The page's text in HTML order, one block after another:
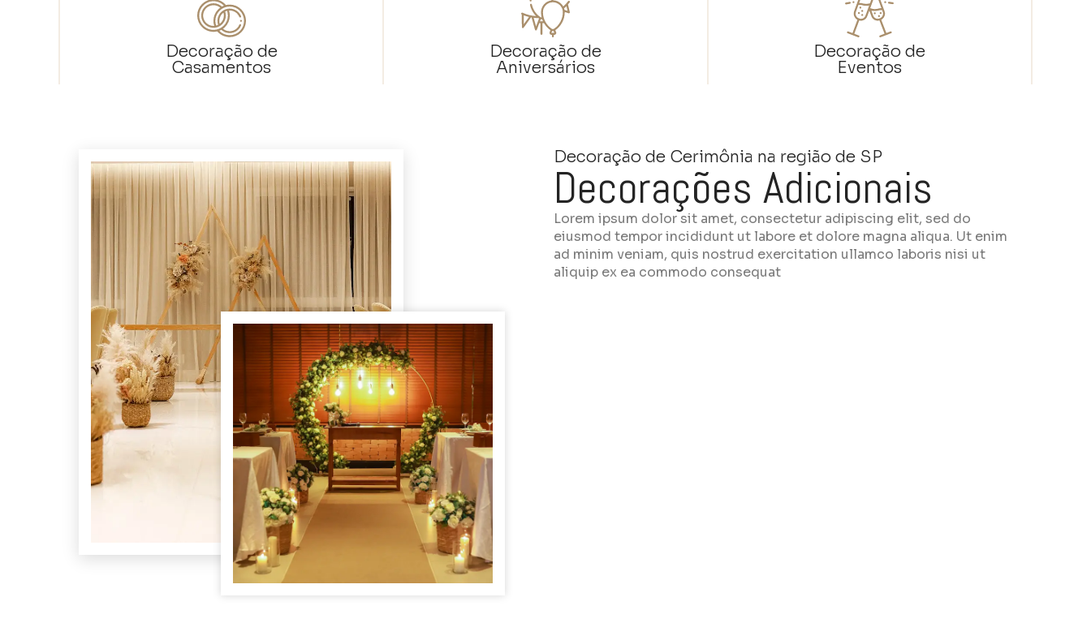
Decoração de
Casamentos
Decoração de
Aniversários
Decoração de
Eventos
Decoração de Cerimônia na região de SP
Decorações Adicionais
Lorem ipsum dolor sit amet, consectetur adipiscing elit, sed do
eiusmod tempor incididunt ut labore et dolore magna aliqua. Ut enim
ad minim veniam, quis nostrud exercitation ullamco laboris nisi ut
aliquip ex ea commodo consequat